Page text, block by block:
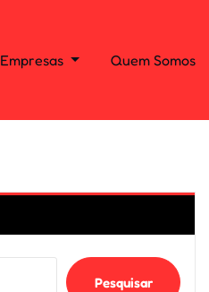
Empresas Quem Somos
Pesquisar